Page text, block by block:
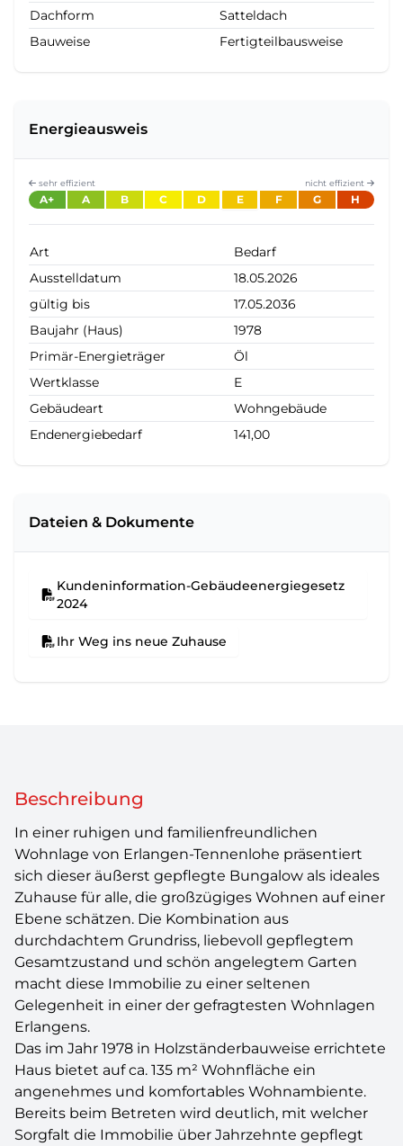
Dachform
Satteldach
Bauweise
Fertigteilbausweise
Energieausweis
sehr effizient nicht effizient
A+ A B C D E F G H
Art
Bedarf
Ausstelldatum
18.05.2026
gültig bis
17.05.2036
Baujahr (Haus)
1978
Primär-Energieträger
Öl
Wertklasse
E
Gebäudeart
Wohngebäude
Endenergiebedarf
141,00
Dateien & Dokumente
Kundeninformation-Gebäudeenergiegesetz
2024
Ihr Weg ins neue Zuhause
Beschreibung
In einer ruhigen und familienfreundlichen
Wohnlage von Erlangen-Tennenlohe präsentiert
sich dieser äußerst gepflegte Bungalow als ideales
Zuhause für alle, die großzügiges Wohnen auf einer
Ebene schätzen. Die Kombination aus
durchdachtem Grundriss, liebevoll gepflegtem
Gesamtzustand und schön angelegtem Garten
macht diese Immobilie zu einer seltenen
Gelegenheit in einer der gefragtesten Wohnlagen
Erlangens.
Das im Jahr 1978 in Holzständerbauweise errichtete
Haus bietet auf ca. 135 m² Wohnfläche ein
angenehmes und komfortables Wohnambiente.
Bereits beim Betreten wird deutlich, mit welcher
Sorgfalt die Immobilie über Jahrzehnte gepflegt